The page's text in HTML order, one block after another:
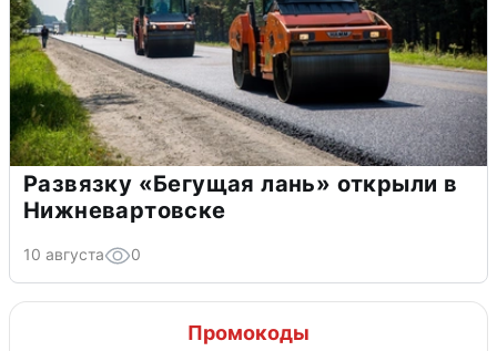
Развязку «Бегущая лань» открыли в
Нижневартовске
10 августа 0
Промокоды